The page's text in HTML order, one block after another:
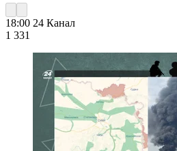
18:00 24 Канал
1 331